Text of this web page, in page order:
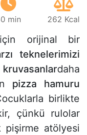
min 262 Kcal
için orijinal bir
teknelerimizi
daha
pizza hamuru
birlikte
çünkü rulolar
atölyesi